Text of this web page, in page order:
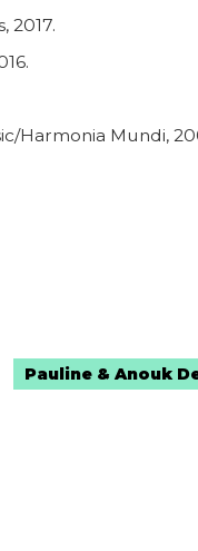
2017.
Harmonia Mundi,
Pauline & Anouk